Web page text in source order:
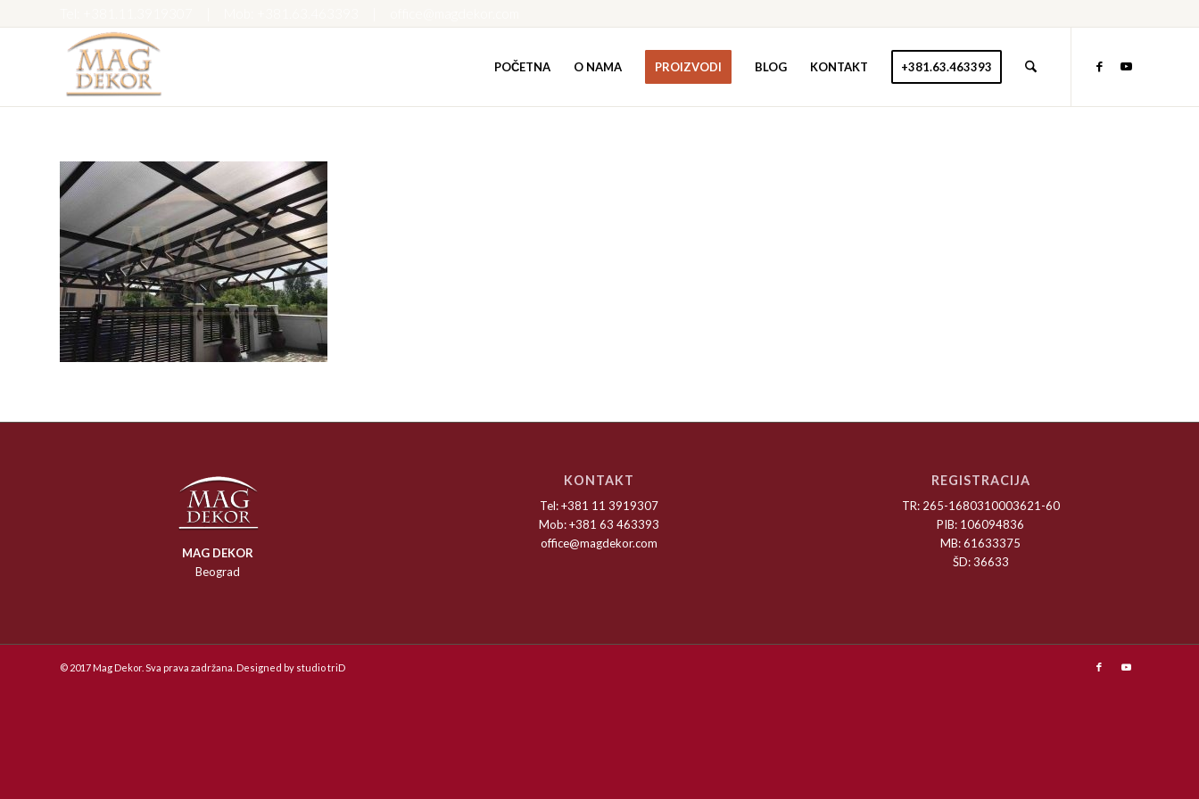
POČETNA O NAMA PROIZVODI BLOG KONTAKT +381.63.463393
MAG DEKOR
Beograd
KONTAKT
Tel: +381 11 3919307
Mob: +381 63 463393
office@magdekor.com
REGISTRACIJA
TR: 265-1680310003621-60
PIB: 106094836
MB: 61633375
ŠD: 36633
© 2017 Mag Dekor. Sva prava zadržana. Designed by studio triD